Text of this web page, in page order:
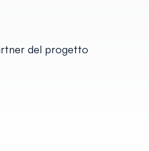
del progetto